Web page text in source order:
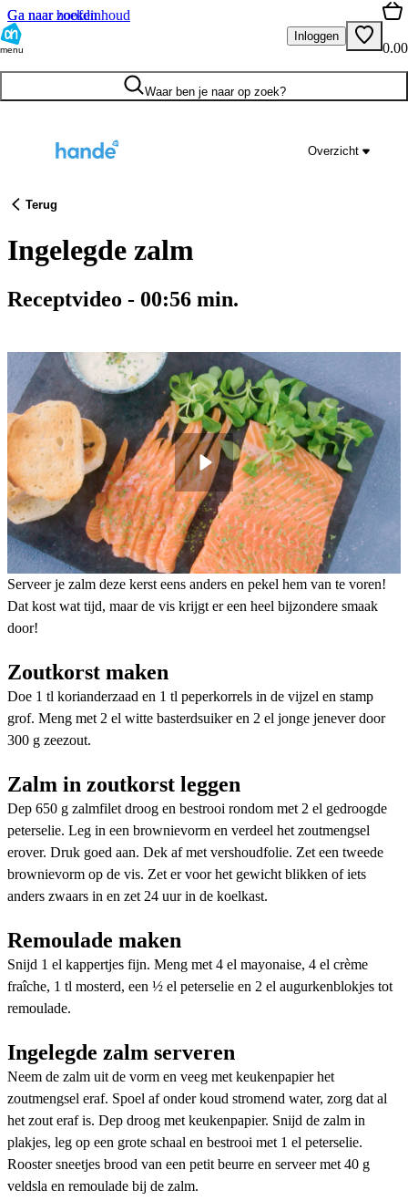
Ga naar hoofdinhoud
Ga naar zoeken
menu
Inloggen
0.00
Waar ben je naar op zoek?
Overzicht
Terug
Ingelegde zalm
Receptvideo - 00:56 min.
Serveer je zalm deze kerst eens anders en pekel hem van te voren!
Dat kost wat tijd, maar de vis krijgt er een heel bijzondere smaak
door!
Zoutkorst maken
Doe 1 tl korianderzaad en 1 tl peperkorrels in de vijzel en stamp
grof. Meng met 2 el witte basterdsuiker en 2 el jonge jenever door
300 g zeezout.
Zalm in zoutkorst leggen
Dep 650 g zalmfilet droog en bestrooi rondom met 2 el gedroogde
peterselie. Leg in een brownievorm en verdeel het zoutmengsel
erover. Druk goed aan. Dek af met vershoudfolie. Zet een tweede
brownievorm op de vis. Zet er voor het gewicht blikken of iets
anders zwaars in en zet 24 uur in de koelkast.
Remoulade maken
Snijd 1 el kappertjes fijn. Meng met 4 el mayonaise, 4 el crème
fraîche, 1 tl mosterd, een ½ el peterselie en 2 el augurkenblokjes tot
remoulade.
Ingelegde zalm serveren
Neem de zalm uit de vorm en veeg met keukenpapier het
zoutmengsel eraf. Spoel af onder koud stromend water, zorg dat al
het zout eraf is. Dep droog met keukenpapier. Snijd de zalm in
plakjes, leg op een grote schaal en bestrooi met 1 el peterselie.
Rooster sneetjes brood van een petit beurre en serveer met 40 g
veldsla en remoulade bij de zalm.